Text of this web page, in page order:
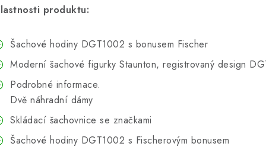
produktu:
Šachové hodiny DGT1002 s bonusem Fischer
Moderní šachové figurky Staunton, registrovaný design
Podrobné informace.
Dvě náhradní dámy
Skládací šachovnice se značkami
Šachové hodiny DGT1002 s Fischerovým bonusem